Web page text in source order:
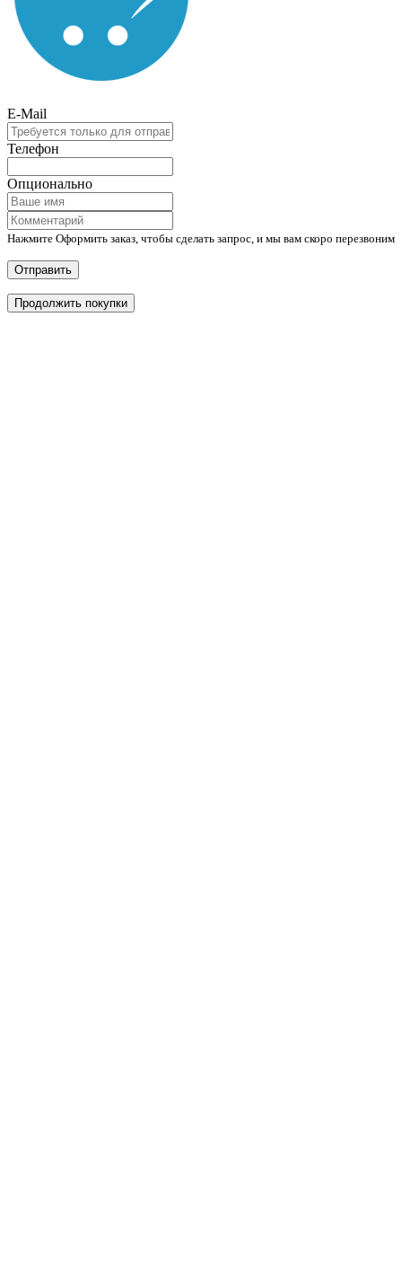
E-Mail
Телефон
Опционально
Нажмите Оформить заказ, чтобы сделать запрос, и мы вам скоро перезвоним
Отправить
Продолжить покупки